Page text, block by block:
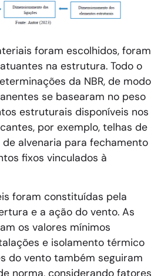
foram escolhidos, foram
na estrutura. Todo o
da NBR, de modo
se basearam no peso
estruturais disponíveis nos
por exemplo, telhas de
alvenaria para fechamento
fixos vinculados à
foram constituídas pela
e a ação do vento. As
os valores mínimos
e isolamento térmico
do vento também seguiram
norma, considerando fatores